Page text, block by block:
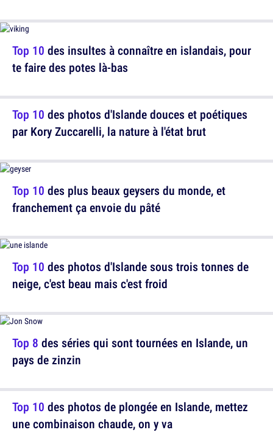
Top 10 des photos d'Islande douces et poétiques
par Kory Zuccarelli, la nature à l'état brut
Top 10 des photos d'Islande sous trois tonnes de
neige, c'est beau mais c'est froid
Top 10 des photos de plongée en Islande, mettez
une combinaison chaude, on y va
Top 10 des insultes à connaître en islandais, pour
te faire des potes là-bas
Top 10 des plus beaux geysers du monde, et
franchement ça envoie du pâté
Top 8 des séries qui sont tournées en Islande, un
pays de zinzin